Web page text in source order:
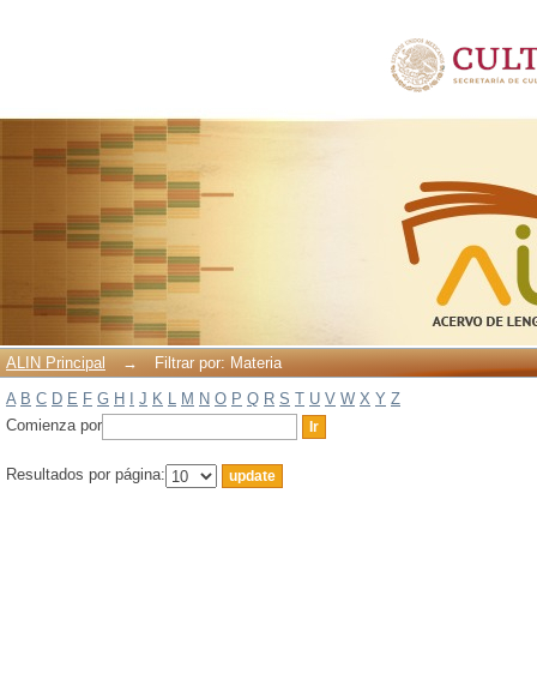
ALIN Principal →
Filtrar por: Materia
A B C D E F G H J K L M N O P Q R S T U V W X Y Z
Comienza por
Resultados por página: